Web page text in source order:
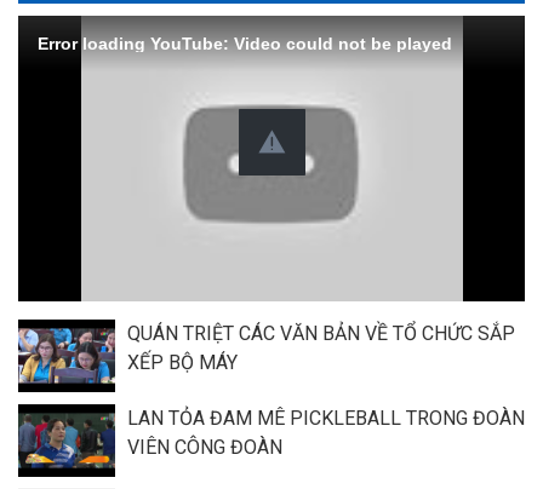
Error loading YouTube: Video could not be played
QUÁN TRIỆT CÁC VĂN BẢN VỀ TỔ CHỨC SẮP
XẾP BỘ MÁY
LAN TỎA ĐAM MÊ PICKLEBALL TRONG ĐOÀN
VIÊN CÔNG ĐOÀN